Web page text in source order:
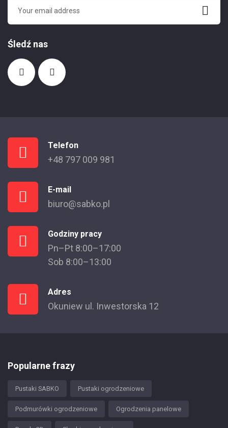
Śledź nas
Telefon
+48 797 009 981
E-mail
biuro@sabko.pl
Godziny pracy
Pn–Pt 8:00–17:00
Sob 8:00–13:00
Adres
Okuniew ul. Inwestorska 12
Popularne frazy
Pustaki SABKO Pustaki ogrodzeniowe
Podmurówki ogrodzeniowe Ogrodzenia panelowe